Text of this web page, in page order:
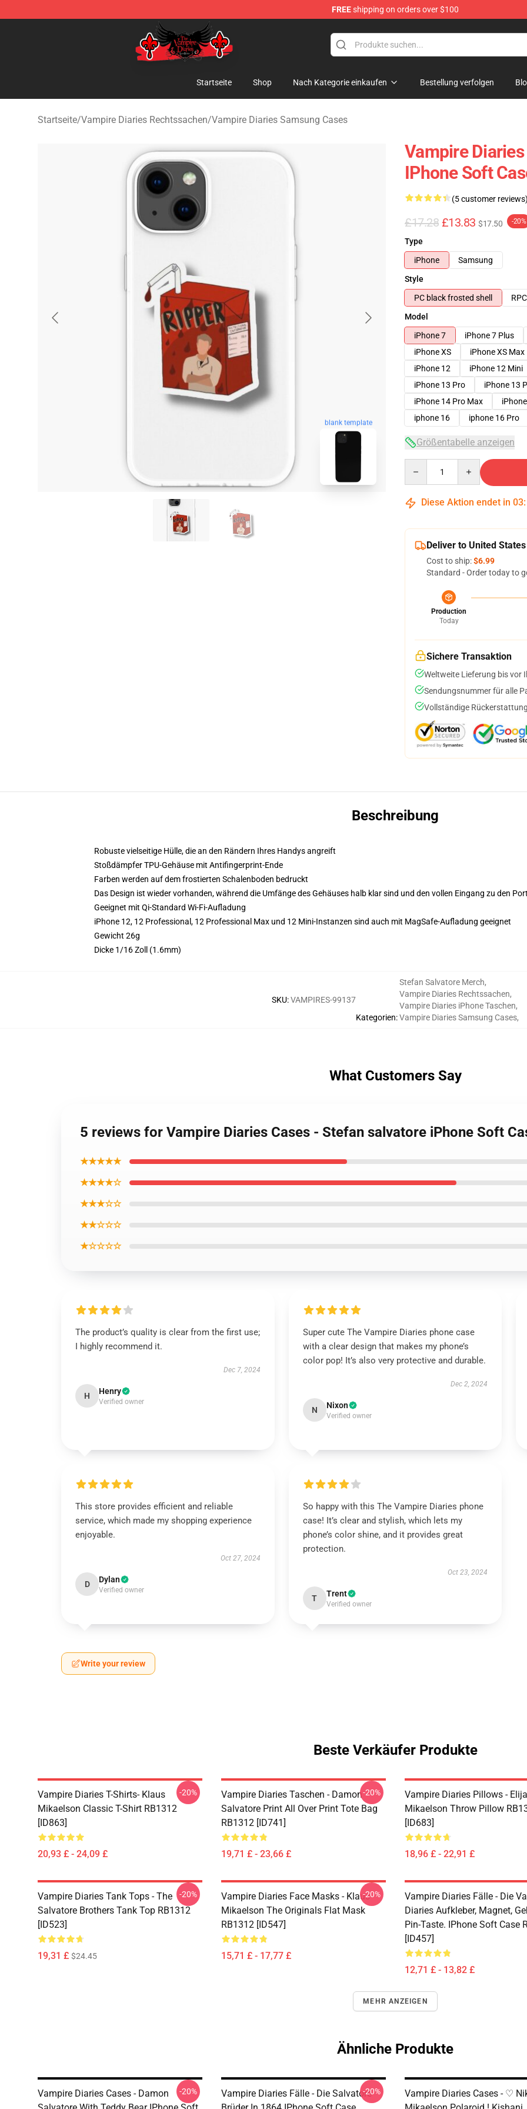
FREEshipping on orders over $100
The Vampire Diaries Shop - Official The Vampire Diaries Merchandise Store
Startseite Shop Nach Kategorie einkaufen Bestellung verfolgen
Startseite/Vampire Diaries Rechtssachen/Vampire Diaries Samsung Cases
blank template
Vampire
IPhone Soft
(5 customer reviews)
£17.28 £13.83 $17.50 -20%
Type
iPhone
Samsung
Style
PC black frosted shell
Model
iPhone 7
iPhone 7 Plus
iPhone XS
iPhone XS Max
iPhone 12
iPhone 12 Mini
iPhone 13 Pro
iPhone 13
iPhone 14 Pro Max
iphone 16
iphone 16 Pro
Größentabelle anzeigen
Diese Aktion endet in 03:
Deliver to United States
Cost to ship:$6.99
Standard - Order today to
Production
Today
Sichere Transaktion
Weltweite Lieferung bis vor
Sendungsnummer für alle
Vollständige
Beschreibung
Robuste vielseitige Hülle, die an den Rändern Ihres Handys angreift
Stoßdämpfer TPU-Gehäuse mit Antifingerprint-Ende
Farben werden auf dem frostierten Schalenboden bedruckt
Das Design ist wieder vorhanden, während die Umfänge des Gehäuses halb klar sind und den vollen Eingang zu den
Geeignet mit Qi-Standard Wi-Fi-Aufladung
iPhone 12, 12 Professional, 12 Professional Max und 12 Mini-Instanzen sind auch mit MagSafe-Aufladung geeignet
Gewicht 26g
Dicke 1/16 Zoll (1.6mm)
SKU:VAMPIRES-99137
Kategorien:
Stefan Salvatore Merch,
Vampire Diaries Rechtssachen,
Vampire Diaries iPhone Taschen,
Vampire Diaries Samsung Cases,
What Customers Say
5 reviews for Vampire Diaries Cases - Stefan salvatore iPhone Soft
★★★★★
★★★★☆
★★★☆☆
★★☆☆☆
★☆☆☆☆
The product’s quality is clear from the first use;
I highly recommend it.
Dec 7, 2024
H Henry
Verified owner
Super cute The Vampire Diaries phone case
with a clear design that makes my phone’s
color pop! It’s also very protective and durable.
Dec 2, 2024
N Nixon
Verified owner
This store provides efficient and reliable
service, which made my shopping experience
enjoyable.
Oct 27, 2024
D Dylan
Verified owner
So happy with this The Vampire Diaries phone
case! It’s clear and stylish, which lets my
phone’s color shine, and it provides great
protection.
Oct 23, 2024
T Trent
Verified owner
Write your review
Beste Verkäufer Produkte
Vampire Diaries T-Shirts- Klaus
Mikaelson Classic T-Shirt RB1312
[ID863]
20,93 £ - 24,09 £
-20%
Vampire Diaries Taschen - Damon
Salvatore Print All Over Print Tote Bag
RB1312 [ID741]
19,71 £ - 23,66 £
-20%
Vampire Diaries Pillows -
Mikaelson Throw Pillow
[ID683]
18,96 £ - 22,91 £
Vampire Diaries Tank Tops - The
Salvatore Brothers Tank Top RB1312
[ID523]
19,31 £ $24.45
-20%
Vampire Diaries Face Masks - Klaus
Mikaelson The Originals Flat Mask
RB1312 [ID547]
15,71 £ - 17,77 £
-20%
Vampire Diaries Fälle - Die
Diaries Aufkleber, Magnet,
Pin-Taste. IPhone Soft Case
[ID457]
12,71 £ - 13,82 £
MEHR ANZEIGEN
Ähnliche Produkte
Vampire Diaries Cases - Damon
-20%
Vampire Diaries Fälle - Die Salvatore-20%
Vampire Diaries Cases - ♡